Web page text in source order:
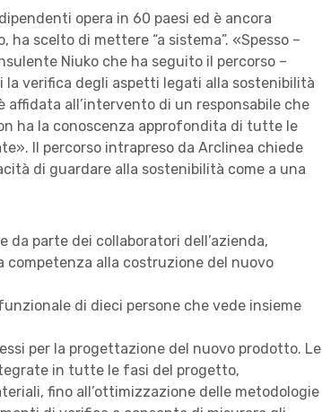
opera in 60 paesi ed è ancora
scelto di mettere “a sistema”. «Spesso –
Niuko che ha seguito il percorso –
verifica degli aspetti legati alla sostenibilità
affidata all’intervento di un responsabile che
ha la conoscenza approfondita di tutte le
Il percorso intrapreso da Arclinea chiede
di guardare alla sostenibilità come a una
parte dei collaboratori dell’azienda,
competenza alla costruzione del nuovo
di dieci persone che vede insieme
per la progettazione del nuovo prodotto. Le
in tutte le fasi del progetto,
fino all’ottimizzazione delle metodologie